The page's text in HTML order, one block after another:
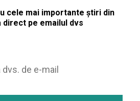
cele mai importante știri din
direct pe emailul dvs